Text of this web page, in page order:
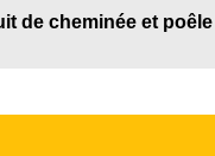
de cheminée et poêle